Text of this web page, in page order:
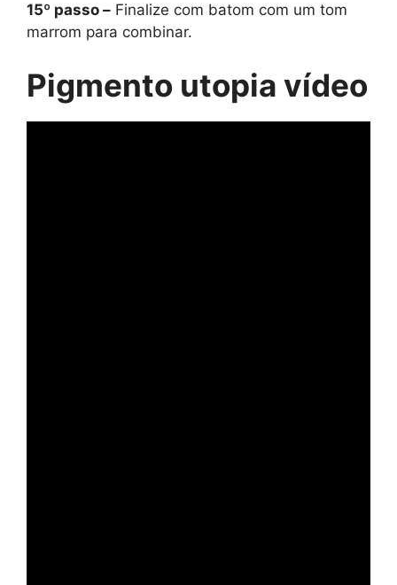
15º passo – Finalize com batom com um tom
marrom para combinar.
Pigmento utopia vídeo